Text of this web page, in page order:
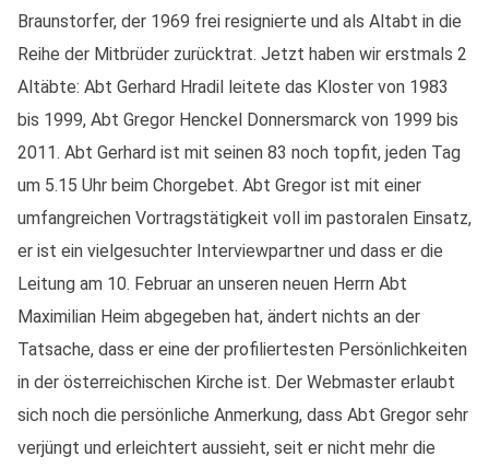
Braunstorfer, der 1969 frei resignierte und als Altabt in die
Reihe der Mitbrüder zurücktrat. Jetzt haben wir erstmals 2
Altäbte: Abt Gerhard Hradil leitete das Kloster von 1983
bis 1999, Abt Gregor Henckel Donnersmarck von 1999 bis
2011. Abt Gerhard ist mit seinen 83 noch topfit, jeden Tag
um 5.15 Uhr beim Chorgebet. Abt Gregor ist mit einer
umfangreichen Vortragstätigkeit voll im pastoralen Einsatz,
er ist ein vielgesuchter Interviewpartner und dass er die
Leitung am 10. Februar an unseren neuen Herrn Abt
Maximilian Heim abgegeben hat, ändert nichts an der
Tatsache, dass er eine der profiliertesten Persönlichkeiten
in der österreichischen Kirche ist. Der Webmaster erlaubt
sich noch die persönliche Anmerkung, dass Abt Gregor sehr
verjüngt und erleichtert aussieht, seit er nicht mehr die